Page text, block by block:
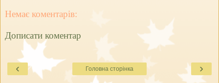
Немає коментарів:
Дописати коментар
‹ ›
Головна сторінка